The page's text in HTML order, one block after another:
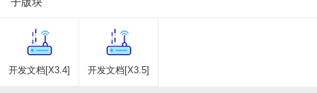
开发文档[X3.4] 开发文档[X3.5]